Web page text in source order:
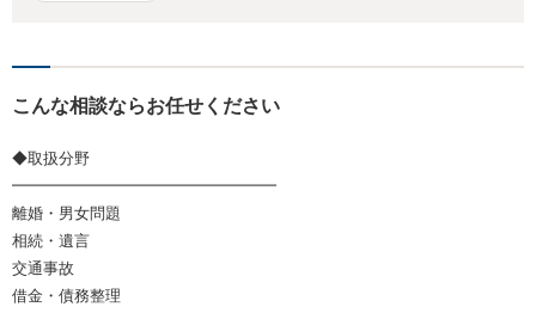
こんな相談ならお任せください
◆取扱分野
━━━━━━━━━━━━━━━━━
離婚・男女問題
相続・遺言
交通事故
借金・債務整理